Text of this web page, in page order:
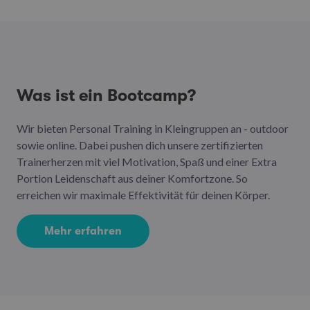
Was ist ein Bootcamp?
Wir bieten Personal Training in Kleingruppen an - outdoor
sowie online. Dabei pushen dich unsere zertifizierten
Trainerherzen mit viel Motivation, Spaß und einer Extra
Portion Leidenschaft aus deiner Komfortzone. So
erreichen wir maximale Effektivität für deinen Körper.
Mehr erfahren